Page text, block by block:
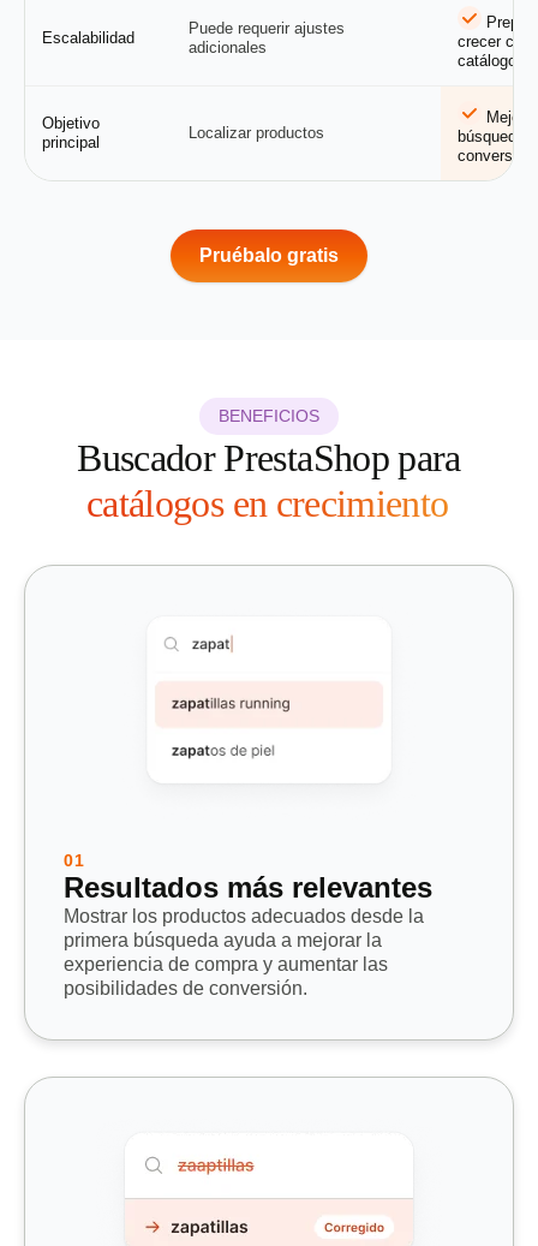
Escalabilidad
Puede requerir ajustes
adicionales
crecer con
catálogo
Objetivo
principal
Localizar productos
Mejorar
búsqueda y
conversión
Pruébalo gratis
BENEFICIOS
Buscador PrestaShop para
catálogos en crecimiento
01
Resultados más relevantes
Mostrar los productos adecuados desde la
primera búsqueda ayuda a mejorar la
experiencia de compra y aumentar las
posibilidades de conversión.